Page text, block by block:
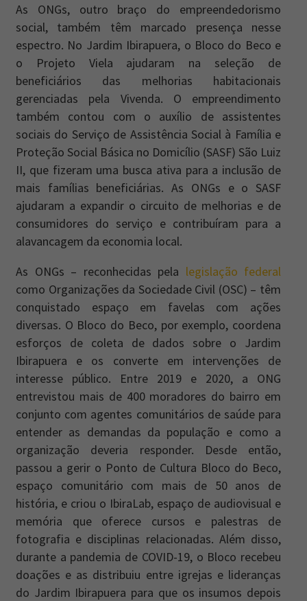
As ONGs, outro braço do empreendedorismo
social, também têm marcado presença nesse
espectro. No Jardim Ibirapuera, o Bloco do Beco e
o Projeto Viela ajudaram na seleção de
beneficiários das melhorias habitacionais
gerenciadas pela Vivenda. O empreendimento
também contou com o auxílio de assistentes
sociais do Serviço de Assistência Social à Família e
Proteção Social Básica no Domicílio (SASF) São Luiz
II, que fizeram uma busca ativa para a inclusão de
mais famílias beneficiárias. As ONGs e o SASF
ajudaram a expandir o circuito de melhorias e de
consumidores do serviço e contribuíram para a
alavancagem da economia local.
As ONGs – reconhecidas pela legislação federal
como Organizações da Sociedade Civil (OSC) – têm
conquistado espaço em favelas com ações
diversas. O Bloco do Beco, por exemplo, coordena
esforços de coleta de dados sobre o Jardim
Ibirapuera e os converte em intervenções de
interesse público. Entre 2019 e 2020, a ONG
entrevistou mais de 400 moradores do bairro em
conjunto com agentes comunitários de saúde para
entender as demandas da população e como a
organização deveria responder. Desde então,
passou a gerir o Ponto de Cultura Bloco do Beco,
espaço comunitário com mais de 50 anos de
história, e criou o IbiraLab, espaço de audiovisual e
memória que oferece cursos e palestras de
fotografia e disciplinas relacionadas. Além disso,
durante a pandemia de COVID-19, o Bloco recebeu
doações e as distribuiu entre igrejas e lideranças
do Jardim Ibirapuera para que os insumos depois